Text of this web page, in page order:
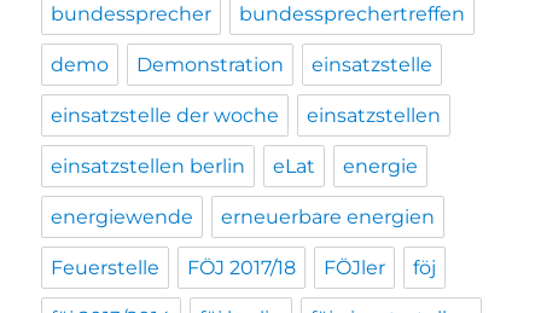
bundessprecher bundessprechertreffen
demo Demonstration einsatzstelle
einsatzstelle der woche einsatzstellen
einsatzstellen berlin eLat energie
energiewende erneuerbare energien
Feuerstelle FÖJ 2017/18 FÖJler föj